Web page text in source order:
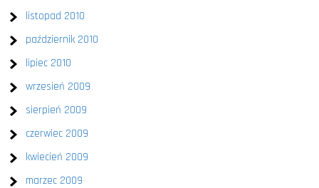
listopad 2010
październik 2010
lipiec 2010
wrzesień 2009
sierpień 2009
czerwiec 2009
kwiecień 2009
marzec 2009